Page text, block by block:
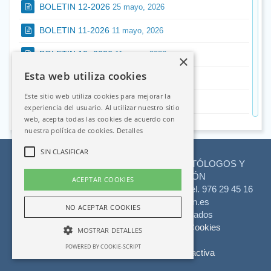
BOLETIN 12-2026 25 mayo, 2026
BOLETIN 11-2026 11 mayo, 2026
BOLETIN 10- 2026 11 mayo, 2026
BOLETIN 09-202627 abril, 2026
BOLETIN 08-202613 abril, 2026
BOLETIN 07-20263 marzo, 2026
BOLETIN 06-2026
BOLETIN 05-202627 enero, 2026
BOLETIN 04-202627 enero, 2026
BOLETÍN 03-202621 enero, 2026
BOLETIN 02-202614 enero, 2026
ILUSTRE COLEGIO OFICIAL DE ODONTÓLOGOS Y
ESTOMATÓLOGOS DE ARAGÓN
Clinica
C/ El Aaiún, s/n Bajos - 50002 Zaragoza.
Tel. 976 29 45 16
dentistasaragon@dentistasaragon.es
©2026. Todos los derechos reservados
Política de Privacidad
Política de Cookies
Creactiva
Esta web utiliza cookies
Este sitio web utiliza cookies para mejorar la
experiencia del usuario. Al utilizar nuestro sitio
web, acepta todas las cookies de acuerdo con
nuestra política de cookies. Detalles
SIN CLASIFICAR
ACEPTAR COOKIES
NO ACEPTAR COOKIES
MOSTRAR DETALLES
POWERED BY COOKIE-SCRIPT
×